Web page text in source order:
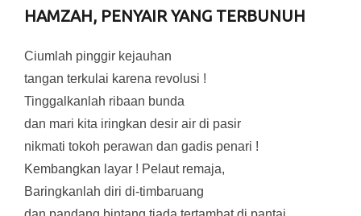
HAMZAH, PENYAIR YANG TERBUNUH
Ciumlah pinggir kejauhan
tangan terkulai karena revolusi !
Tinggalkanlah ribaan bunda
dan mari kita iringkan desir air di pasir
nikmati tokoh perawan dan gadis penari !
Kembangkan layar ! Pelaut remaja,
Baringkanlah diri di-timbaruang